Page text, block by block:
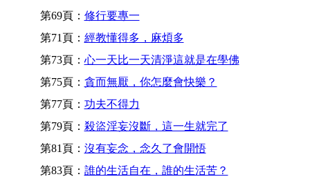
第69頁： 修行要專一
第71頁： 經教懂得多，麻煩多
第73頁： 心一天比一天清淨這就是在學佛
第75頁： 貪而無厭，你怎麼會快樂？
第77頁： 功夫不得力
第79頁： 殺盜淫妄沒斷，這一生就完了
第81頁： 沒有妄念，念久了會開悟
第83頁： 誰的生活自在，誰的生活苦？